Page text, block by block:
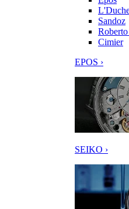
Sandoz
Cimier
EPOS ›
SEIKO ›